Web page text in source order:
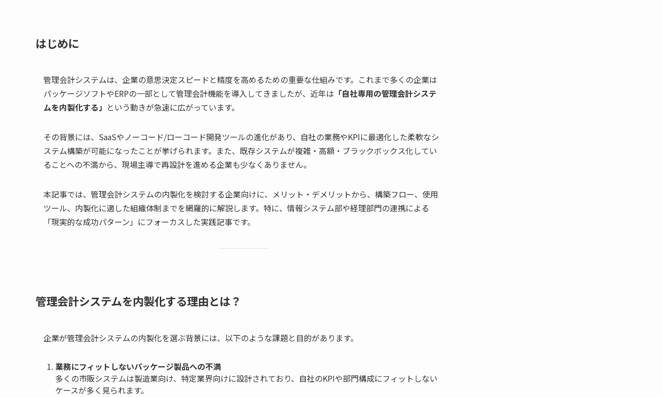
はじめに
管理会計システムは、企業の意思決定スピードと精度を高めるための重要な仕組みです。これまで多くの企業は
パッケージソフトやERPの一部として管理会計機能を導入してきましたが、近年は 「自社専用の管理会計システ
ムを内製化する」 という動きが急速に広がっています。
その背景には、SaaSやノーコード/ローコード開発ツールの進化があり、自社の業務やKPIに最適化した柔軟なシ
ステム構築が可能になったことが挙げられます。また、既存システムが複雑・高額・ブラックボックス化してい
ることへの不満から、現場主導で再設計を進める企業も少なくありません。
本記事では、管理会計システムの内製化を検討する企業向けに、メリット・デメリットから、構築フロー、使用
ツール、内製化に適した組織体制までを網羅的に解説します。特に、情報システム部や経理部門の連携による
「現実的な成功パターン」にフォーカスした実践記事です。
管理会計システムを内製化する理由とは？
企業が管理会計システムの内製化を選ぶ背景には、以下のような課題と目的があります。
業務にフィットしないパッケージ製品への不満
多くの市販システムは製造業向け、特定業界向けに設計されており、自社のKPIや部門構成にフィットしない
ケースが多く見られます。